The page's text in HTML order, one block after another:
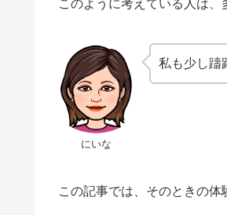
このように考えている人は、
にいな
私も少し躊
この記事では、そのときの